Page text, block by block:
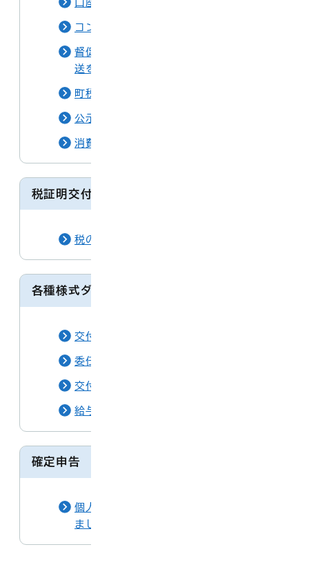
コンビニ・スマホアプリ納付
督促手数料および口座振替不能通知書の発
送を廃止します
町税や保険料を滞納した場合
公示送達
消費者金融などの返済にお困りの方へ
税証明交付関係
税の諸証明交付申請
各種様式ダウンロード
交付申請書（郵送請求）
委任状
交付申請書（窓口用）
給与特別徴収関係
確定申告
個人住民税の電子申告ができるようになり
ました